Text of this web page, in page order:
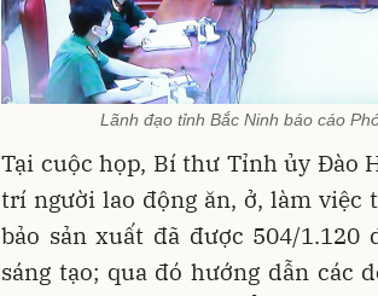
Lãnh đạo tỉnh Bắc Ninh báo cáo
Tại cuộc họp, Bí thư Tỉnh ủy Đào
trí người lao động ăn, ở, làm việc
bảo sản xuất đã được 504/
sáng tạo; qua đó hướng dẫn các